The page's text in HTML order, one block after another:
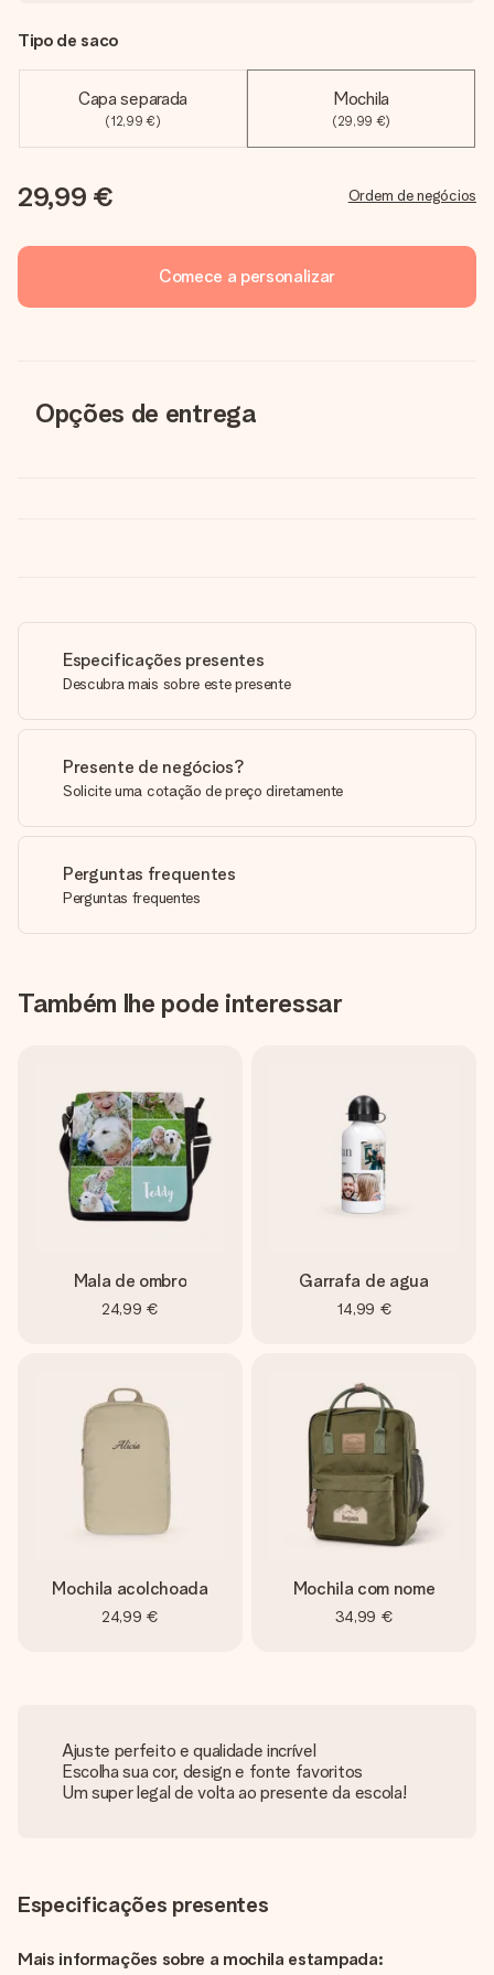
Tipo de saco
Capa separada
(12,99 €)
Mochila
(29,99 €)
29,99 € Ordem de negócios
Comece a personalizar
Opções de entrega
Especificações presentes
Descubra mais sobre este presente
Presente de negócios?
Solicite uma cotação de preço diretamente
Perguntas frequentes
Perguntas frequentes
Também lhe pode interessar
Mala de ombro
24,99 €
Garrafa de agua
14,99 €
Mochila acolchoada
24,99 €
Mochila com nome
34,99 €
Ajuste perfeito e qualidade incrível
Escolha sua cor, design e fonte favoritos
Um super legal de volta ao presente da escola!
Especificações presentes
Mais informações sobre a mochila estampada: